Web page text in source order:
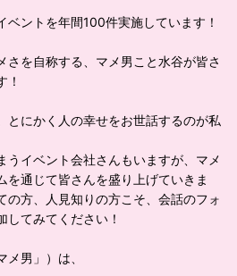
ベントを年間100件実施しています！
さを自称する、マメ男こと水谷が皆さ
！
とにかく人の幸せをお世話するのが私
うイベント会社さんもいますが、マメ
を通じて皆さんを盛り上げていきま
の方、人見知りの方こそ、会話のフォ
してみてください！
男」）は、